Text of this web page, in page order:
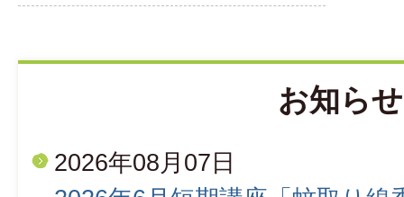
お知らせ
2026年08月07日